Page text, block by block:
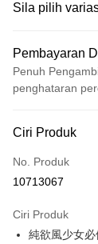
Sila pilih
Pembayaran
Penuh
penghataran
Kad Kredit
Pengambilan di
Apple Pay
Ciri Produk
No. Produk
10713067
Ciri Produk
純欲風少女